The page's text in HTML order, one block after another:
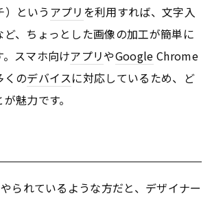
という アプリ を利用すれば、文字入
、ちょっとした画像の加工が簡単に
スマホ向けアプリやGoogle Chrome
くのデバイスに対応しているため、ど
魅力です。
られているような方だと、デザイナー